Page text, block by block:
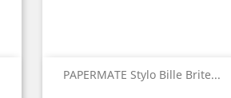
PAPERMATE Stylo Bille Brite...
 Aperçu rapide